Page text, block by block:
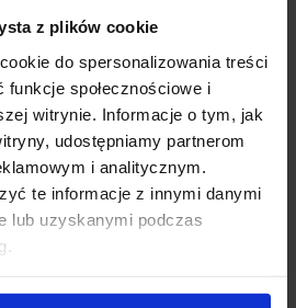
z plików cookie
do spersonalizowania treści
funkcje społecznościowe i
witrynie. Informacje o tym, jak
udostępniamy partnerom
i analitycznym.
te informacje z innymi danymi
lub uzyskanymi podczas
13,4
(9,9) 13